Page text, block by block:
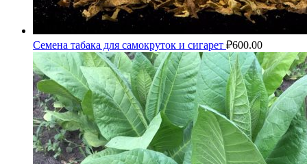
Семена табака для самокруток и сигарет ₽600.00